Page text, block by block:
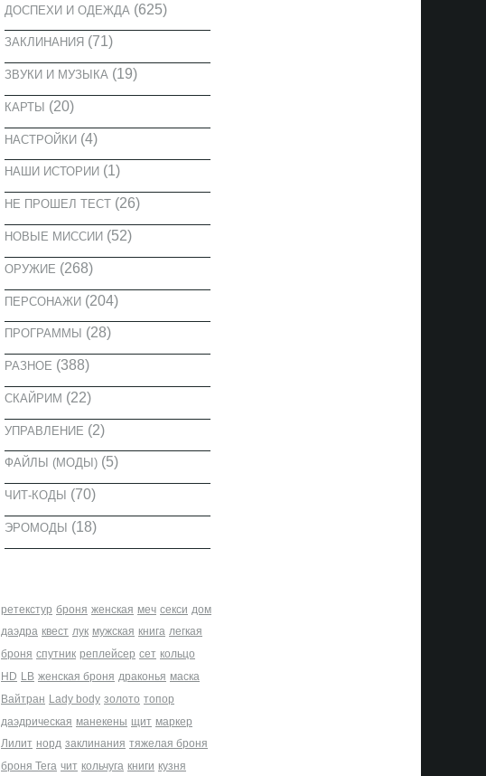
ДОСПЕХИ И ОДЕЖДА (625)
ЗАКЛИНАНИЯ(71)
ЗВУКИ И МУЗЫКА (19)
КАРТЫ (20)
НАСТРОЙКИ(4)
НАШИ ИСТОРИИ(1)
НЕ ПРОШЕЛ ТЕСТ(26)
НОВЫЕ МИССИИ(52)
ОРУЖИЕ (268)
ПЕРСОНАЖИ(204)
ПРОГРАММЫ (28)
РАЗНОЕ (388)
СКАЙРИМ (22)
УПРАВЛЕНИЕ (2)
ФАЙЛЫ (МОДЫ)(5)
ЧИТ-КОДЫ (70)
ЭРОМОДЫ (18)
ретекстур броня женская меч секси дом
даэдра квест лук мужская книга легкая
броня спутник реплейсер сет кольцо
HD LB женская броня драконья маска
Вайтран Lady body золото топор
даэдрическая манекены щит маркер
Лилит норд заклинания тяжелая броня
броня Tera чит кольчуга книги кузня